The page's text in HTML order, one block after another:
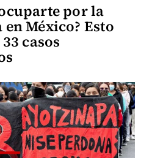
por la
México? Esto
casos